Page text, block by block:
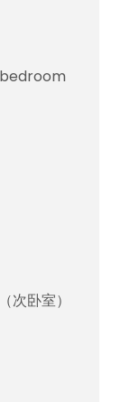
次卧室）